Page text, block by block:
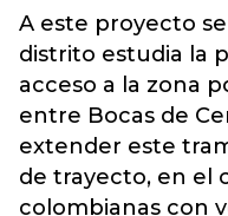
A este proyecto
distrito estudia la
acceso a la zona
entre Bocas de
extender este
de trayecto, en el
colombianas con